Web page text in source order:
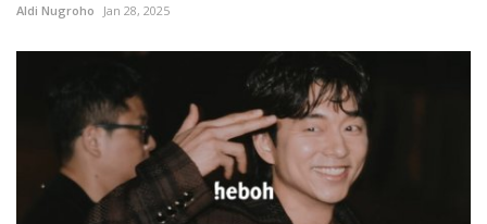
Aldi Nugroho Jan 28, 2025